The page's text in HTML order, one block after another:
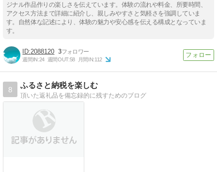
ジナル作品作りの楽しさを伝えています。体験の流れや料金、所要時間、
アクセス方法まで詳細に紹介し、親しみやすさと気軽さを強調していま
す。自然体な記述により、体験の魅力や安心感を伝える構成となっていま
す。
2088120 3
週間IN:24 週間OUT:58 月間IN:112
8
ふるさと納税を楽しむ
頂いた返礼品を備忘録的に残すためのブログ